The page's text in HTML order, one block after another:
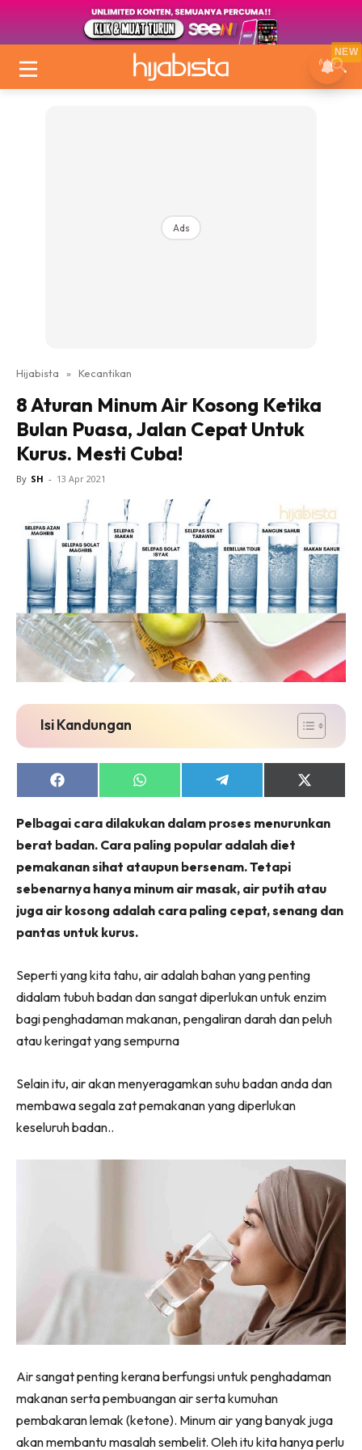
Ads
Hijabista » Kecantikan
8 Aturan Minum Air Kosong Ketika
Bulan Puasa, Jalan Cepat Untuk
Kurus. Mesti Cuba!
By SH - 13 Apr 2021
Isi Kandungan
Share
on
Share
on
Share
on
Share
on
(Twitter)
Pelbagai cara dilakukan dalam proses menurunkan
berat badan. Cara paling popular adalah diet
pemakanan sihat ataupun bersenam. Tetapi
sebenarnya hanya minum air masak, air putih atau
juga air kosong adalah cara paling cepat, senang dan
pantas untuk kurus.
Seperti yang kita tahu, air adalah bahan yang penting
didalam tubuh badan dan sangat diperlukan untuk enzim
bagi penghadaman makanan, pengaliran darah dan peluh
atau keringat yang sempurna
Selain itu, air akan menyeragamkan suhu badan anda dan
membawa segala zat pemakanan yang diperlukan
keseluruh badan..
Air sangat penting kerana berfungsi untuk penghadaman
makanan serta pembuangan air serta kumuhan
pembakaran lemak (ketone). Minum air yang banyak juga
akan membantu masalah sembelit. Oleh itu kita hanya perlu
NEW